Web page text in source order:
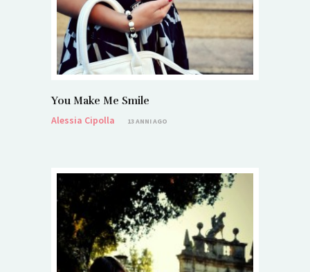
You Make Me Smile
Alessia Cipolla
13 ANNI AGO